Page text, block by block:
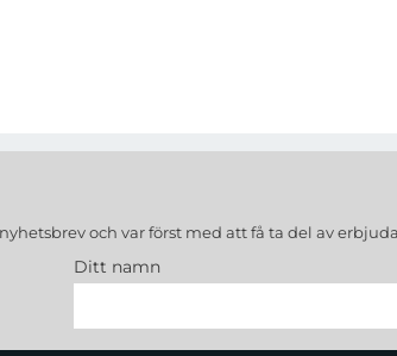
och var först med att få ta del av
Ditt namn